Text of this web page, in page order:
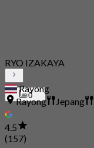
0
RYO IZAKAYA
Rayong
Rayong
Jepang
4.5
(157)